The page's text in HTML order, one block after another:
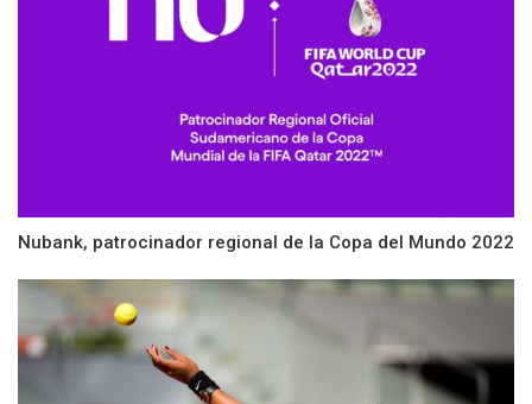
Nubank, patrocinador regional de la Copa del Mundo 2022